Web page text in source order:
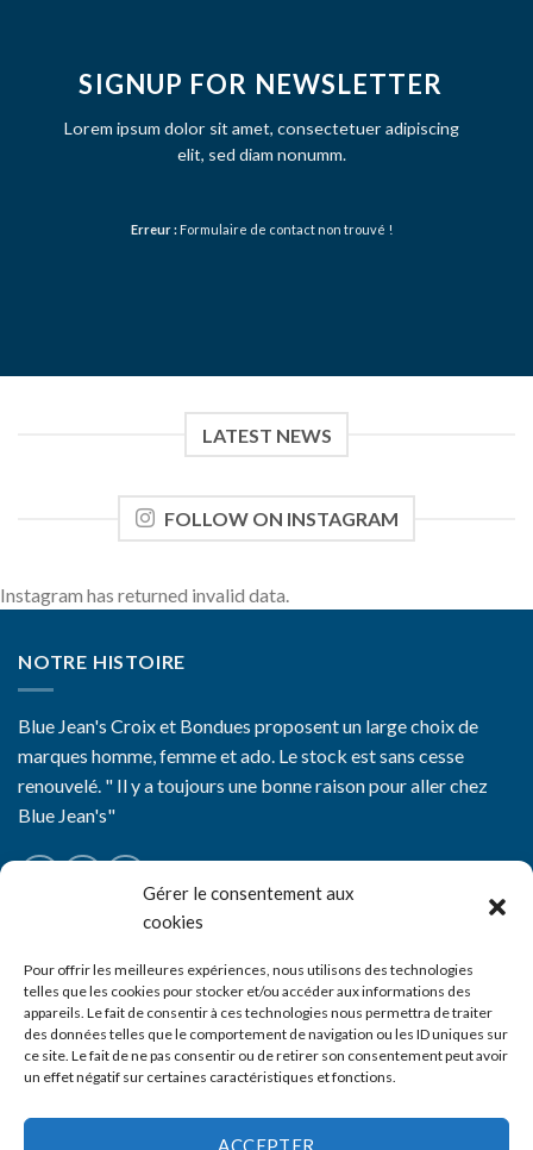
Gérer le consentement aux
cookies
Pour offrir les meilleures expériences, nous utilisons des technologies
telles que les cookies pour stocker et/ou accéder aux informations des
appareils. Le fait de consentir à ces technologies nous permettra de traiter
des données telles que le comportement de navigation ou les ID uniques sur
ce site. Le fait de ne pas consentir ou de retirer son consentement peut avoir
un effet négatif sur certaines caractéristiques et fonctions.
ACCEPTER
SIGNUP FOR NEWSLETTER
Lorem ipsum dolor sit amet, consectetuer adipiscing
elit, sed diam nonumm.
Erreur :Formulaire de contact non trouvé !
LATEST NEWS
FOLLOW ON INSTAGRAM
Instagram has returned invalid data.
NOTRE HISTOIRE
Blue Jean's Croix et Bondues proposent un large choix de
marques homme, femme et ado. Le stock est sans cesse
renouvelé. " Il y a toujours une bonne raison pour aller chez
Blue Jean's"
CGV
Mentions Légales
Nos boutiques